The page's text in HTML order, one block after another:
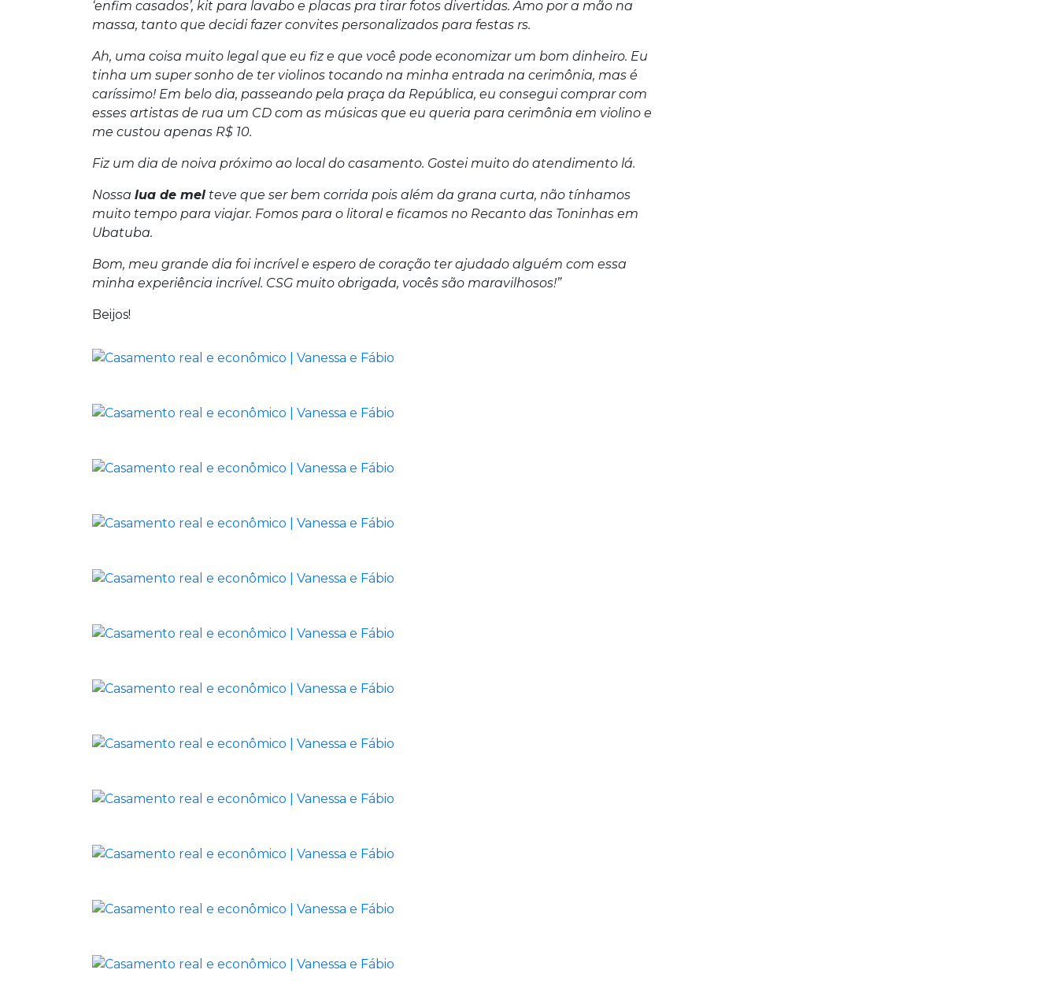
‘enfim casados’, kit para lavabo e placas pra tirar fotos divertidas. Amo por a mão na
massa, tanto que decidi fazer convites personalizados para festas rs.
Ah, uma coisa muito legal que eu fiz e que você pode economizar um bom dinheiro. Eu
tinha um super sonho de ter violinos tocando na minha entrada na cerimônia, mas é
caríssimo! Em belo dia, passeando pela praça da República, eu consegui comprar com
esses artistas de rua um CD com as músicas que eu queria para cerimônia em violino e
me custou apenas R$ 10.
Fiz um dia de noiva próximo ao local do casamento. Gostei muito do atendimento lá.
Nossa lua de mel teve que ser bem corrida pois além da grana curta, não tínhamos
muito tempo para viajar. Fomos para o litoral e ficamos no Recanto das Toninhas em
Ubatuba.
Bom, meu grande dia foi incrível e espero de coração ter ajudado alguém com essa
minha experiência incrível. CSG muito obrigada, vocês são maravilhosos!”
Beijos!